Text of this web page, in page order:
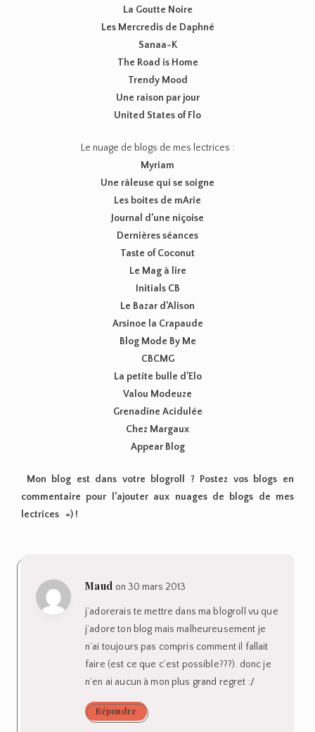
La Goutte Noire
Les Mercredis de Daphné
Sanaa-K
The Road is Home
Trendy Mood
Une raison par jour
United States of Flo
Le nuage de blogs de mes lectrices :
Myriam
Une râleuse qui se soigne
Les boites de mArie
Journal d’une niçoise
Dernières séances
Taste of Coconut
Le Mag à lire
Initials CB
Le Bazar d’Alison
Arsinoe la Crapaude
Blog Mode By Me
CBCMG
La petite bulle d’Elo
Valou Modeuze
Grenadine Acidulée
Chez Margaux
Appear Blog
Mon blog est dans votre blogroll ? Postez vos blogs en
commentaire pour l’ajouter aux nuages de blogs de mes
lectrices =) !
Maud on 30 mars 2013
j’adorerais te mettre dans ma blogroll vu que
j’adore ton blog mais malheureusement je
n’ai toujours pas compris comment il fallait
faire (est ce que c’est possible???). donc je
n’en ai aucun à mon plus grand regret :/
Répondre